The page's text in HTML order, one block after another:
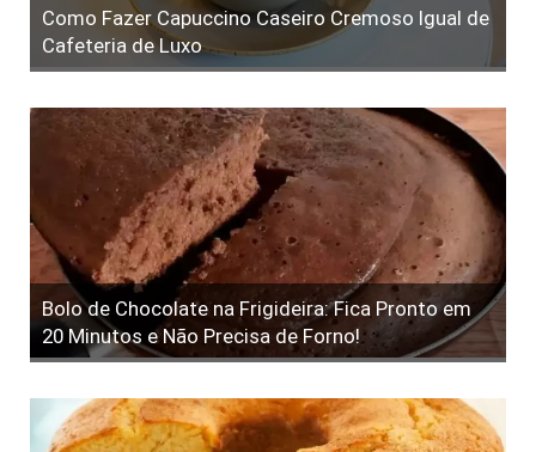
Como Fazer Capuccino Caseiro Cremoso Igual de
Cafeteria de Luxo
Bolo de Chocolate na Frigideira: Fica Pronto em
20 Minutos e Não Precisa de Forno!